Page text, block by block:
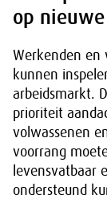
op
Werkenden en
kunnen
arbeidsmarkt.
prioriteit
volwassenen
voorrang
levensvatbaar
ondersteund